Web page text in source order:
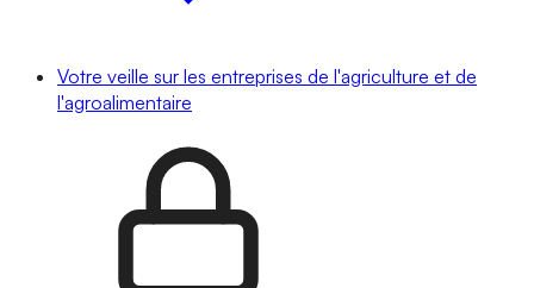
Votre veille sur les entreprises de l'agriculture et de
l'agroalimentaire